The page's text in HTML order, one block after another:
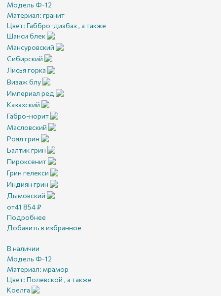
Модель Ф-12
Материал: гранит
Цвет: Габбро-диабаз , а также
Шанси блек
Мансуровский
Сибирский
Лисья горка
Визаж блу
Империал ред
Казахский
Габро-норит
Масловский
Роял грин
Балтик грин
Пироксенит
Грин гелекси
Индиян грин
Дымовский
от41 854₽
Подробнее
Добавить в избранное
В наличии
Модель Ф-12
Материал: мрамор
Цвет: Полевской , а также
Коелга